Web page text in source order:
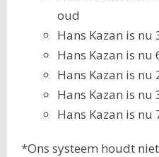
oud
Hans Kazan is
Hans Kazan is
Hans Kazan is nu
Hans Kazan is nu
Hans Kazan is nu
*Ons systeem houdt